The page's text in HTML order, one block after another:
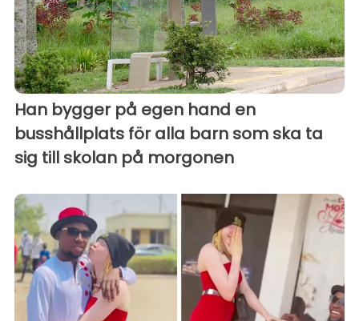
Han bygger på egen hand en
busshållplats för alla barn som ska ta
sig till skolan på morgonen